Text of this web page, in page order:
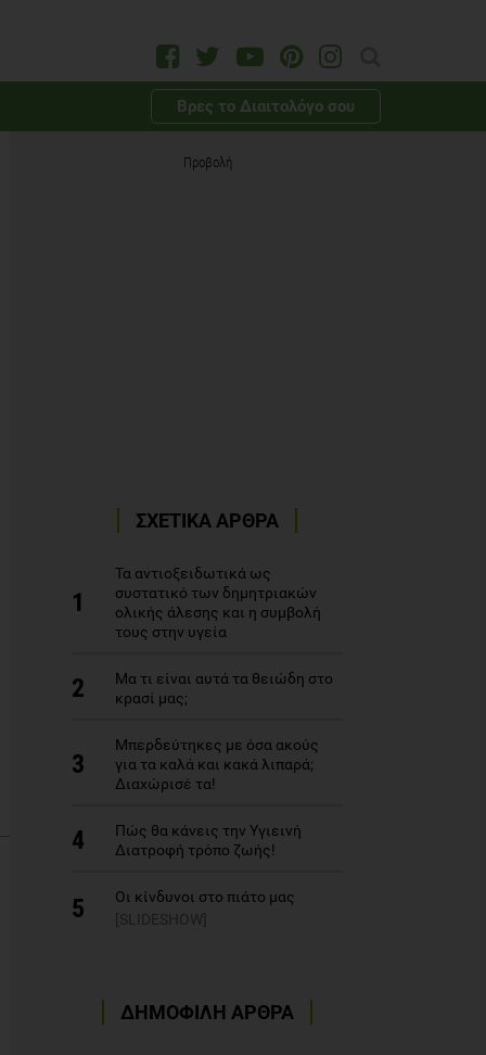
Βρες το Διαιτολόγο σου
Προβολή
ΣΧΕΤΙΚΑ ΑΡΘΡΑ
1
Τα αντιοξειδωτικά ως
συστατικό των δημητριακών
ολικής άλεσης και η συμβολή
τους στην υγεία
2
Μα τι είναι αυτά τα θειώδη στο
κρασί μας;
3
Μπερδεύτηκες με όσα ακούς
για τα καλά και κακά λιπαρά;
Διαχώρισέ τα!
4
Πώς θα κάνεις την Υγιεινή
Διατροφή τρόπο ζωής!
5
Οι κίνδυνοι στο πιάτο μας
[SLIDESHOW]
ΔΗΜΟΦΙΛΗ ΑΡΘΡΑ